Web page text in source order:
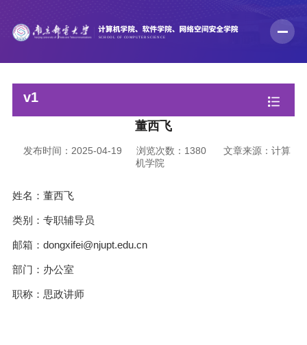
v1
董西飞
发布时间：2025-04-19 浏览次数： 1380
文章来源：计算
机学院
姓名：董西飞
类别：专职辅导员
邮箱：dongxifei@njupt.edu.cn
部门：办公室
职称：思政讲师